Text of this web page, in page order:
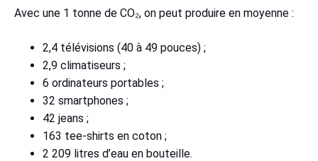
Avec une 1 tonne de CO₂, on peut produire en moyenne :
2,4 télévisions (40 à 49 pouces) ;
2,9 climatiseurs ;
6 ordinateurs portables ;
32 smartphones ;
42 jeans ;
163 tee-shirts en coton ;
2 209 litres d’eau en bouteille.